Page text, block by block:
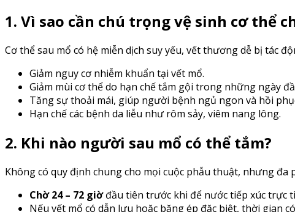
1. Vì sao cần chú trọng vệ sinh cơ thể
Cơ thể sau mổ có hệ miễn dịch suy yếu, vết thương dễ bị tác
Giảm nguy cơ nhiễm khuẩn tại vết mổ.
Giảm mùi cơ thể do hạn chế tắm gội trong những ngày
Tăng sự thoải mái, giúp người bệnh ngủ ngon và hồi
Hạn chế các bệnh da liễu như rôm sảy, viêm nang lông.
2. Khi nào người sau mổ có thể tắm?
Không có quy định chung cho mọi cuộc phẫu thuật, nhưng đa
Chờ 24 – 72 giờđầu tiên trước khi để nước tiếp xúc trực
Nếu vết mổ có dẫn lưu hoặc băng ép đặc biệt, thời gian